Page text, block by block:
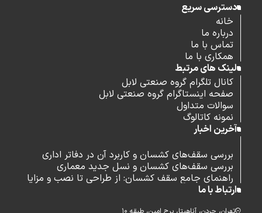
دسترسی سریع
خانه
درباره ما
تماس با ما
همکاری با ما
لینک های مرتبط
کانال تلگرام گروه صنعتی لابل
صفحه اینستاگرام گروه صنعتی لابل
سوالات متداول
نمونه کاتالوگ
آخرین اخبار
بررسی سقف‌های کشسان و کاربرد آن در دفاتر اداری
بررسی سقف‌های کشسان و نسل جدید معماری
راهنمای جامع سقف کشسان: از طراحی تا نصب و مزایا
ارتباط با ما